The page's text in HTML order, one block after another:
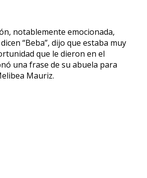
notablemente emocionada,
“Beba”, dijo que estaba muy
que le dieron en el
una frase de su abuela para
Mauriz.